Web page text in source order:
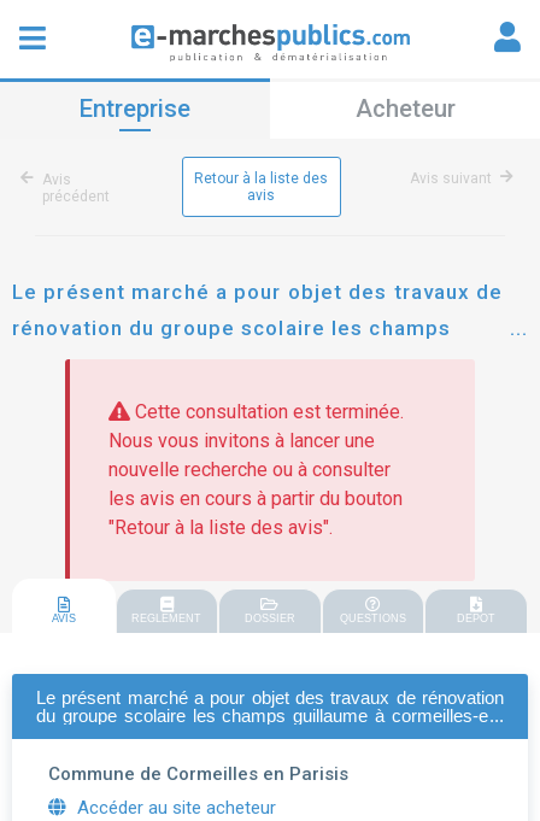
Entreprise Acheteur
Avis
précédent
Retour à la liste des
avis
Avis suivant
Le présent marché a pour objet des travaux de
rénovation du groupe scolaire les champs
guillaume à cormeilles-en-parisis.le marché est
constitué de deux lots suivants : 1 : peintures
intérieures et peintures extérieures 2 : sols
souples et divers
Cette consultation est terminée.
Nous vous invitons à lancer une
nouvelle recherche ou à consulter
les avis en cours à partir du bouton
"Retour à la liste des avis".
AVIS REGLEMENT DOSSIER QUESTIONS DEPOT
Le présent marché a pour objet des travaux de rénovation
du groupe scolaire les champs guillaume à cormeilles-en-
souples et divers
Commune de Cormeilles en Parisis
Accéder au site acheteur